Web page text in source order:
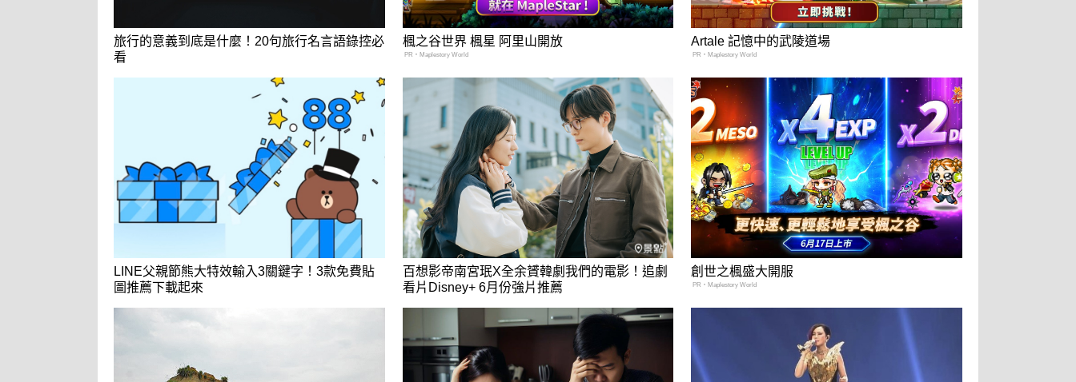
旅行的意義到底是什麼！20句旅行名言語錄控必
看
楓之谷世界 楓星 阿里山開放
PR・Maplestory World
Artale 記憶中的武陵道場
PR・Maplestory World
LINE父親節熊大特效輸入3關鍵字！3款免費貼
圖推薦下載起來
百想影帝南宮珉X全余贇韓劇我們的電影！追劇
看片Disney+ 6月份強片推薦
創世之楓盛大開服
PR・Maplestory World